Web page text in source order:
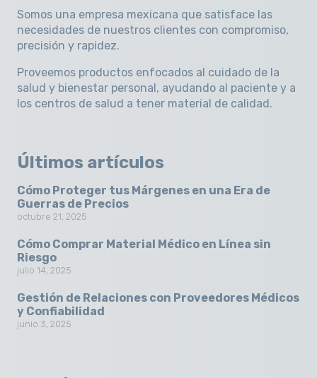
Somos una empresa mexicana que satisface las
necesidades de nuestros clientes con compromiso,
precisión y rapidez.
Proveemos productos enfocados al cuidado de la
salud y bienestar personal, ayudando al paciente y a
los centros de salud a tener material de calidad.
Últimos artículos
Cómo Proteger tus Márgenes en una Era de
Guerras de Precios
octubre 21, 2025
Cómo Comprar Material Médico en Línea sin
Riesgo
julio 14, 2025
Gestión de Relaciones con Proveedores Médicos
y Confiabilidad
junio 3, 2025